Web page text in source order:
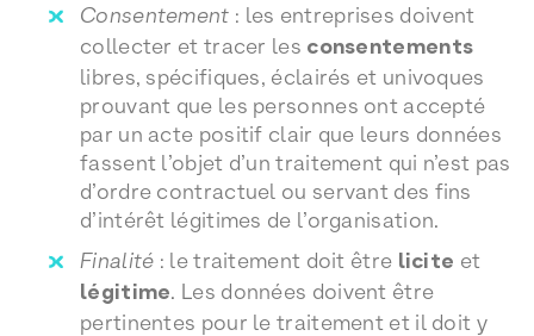
Consentement : les entreprises doivent
collecter et tracer les consentements
libres, spécifiques, éclairés et univoques
prouvant que les personnes ont accepté
par un acte positif clair que leurs données
fassent l’objet d’un traitement qui n’est pas
d’ordre contractuel ou servant des fins
d’intérêt légitimes de l’organisation.
Finalité : le traitement doit être licite et
légitime. Les données doivent être
pertinentes pour le traitement et il doit y